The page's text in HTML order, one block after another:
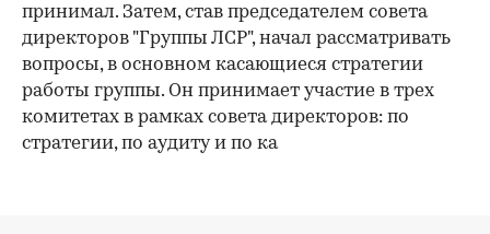
принимал. Затем, став председателем совета
директоров "Группы ЛСР", начал рассматривать
вопросы, в основном касающиеся стратегии
работы группы. Он принимает участие в трех
комитетах в рамках совета директоров: по
стратегии, по аудиту и по ка